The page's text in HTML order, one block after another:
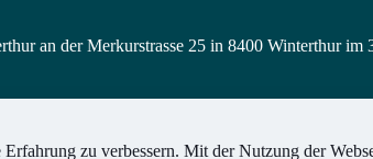
an der Merkurstrasse 25 in 8400 Winterthur im
zu verbessern. Mit der Nutzung der